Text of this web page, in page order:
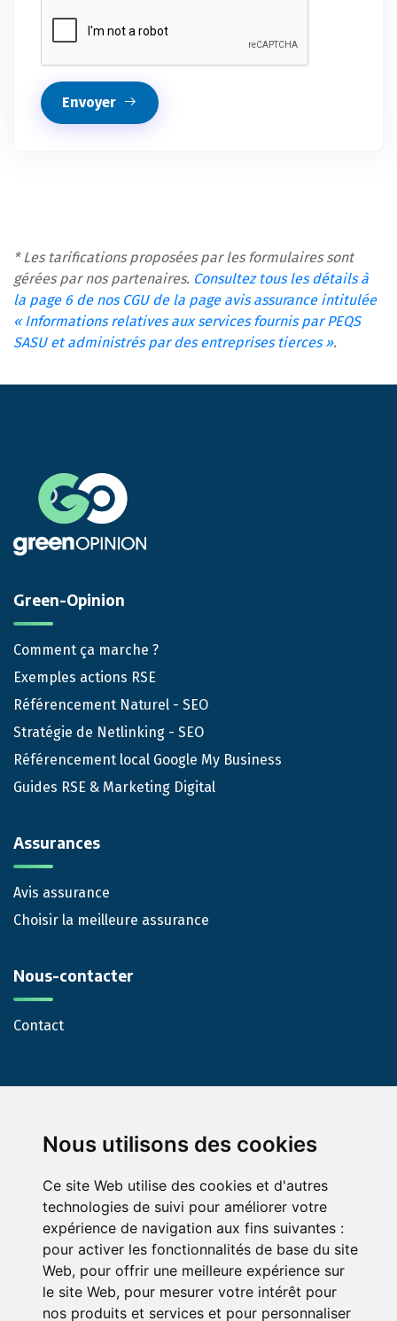
Nous utilisons des cookies
Ce site Web utilise des cookies et d'autres
technologies de suivi pour améliorer votre
expérience de navigation aux fins suivantes :
pour activer les fonctionnalités de base du site
Web, pour offrir une meilleure expérience sur
le site Web, pour mesurer votre intérêt pour
nos produits et services et pour personnaliser
Envoyer
* Les tarifications proposées par les formulaires sont
gérées par nos partenaires. Consultez tous les détails à
la page 6 de nos CGU de la page avis assurance intitulée
« Informations relatives aux services fournis par PEQS
SASU et administrés par des entreprises tierces ».
Green-Opinion
Comment ça marche ?
Exemples actions RSE
Référencement Naturel - SEO
Stratégie de Netlinking - SEO
Référencement local Google My Business
Guides RSE & Marketing Digital
Assurances
Avis assurance
Choisir la meilleure assurance
Nous-contacter
Contact
© Green-Opinion — Toute reproduction est interdite
Mentions légales
Conditions générales de services
Conditions générales d'utilisation pour les professionnels
abonnés au service Green Opinion
Conditions générales d'utilisation de la page avis assurance